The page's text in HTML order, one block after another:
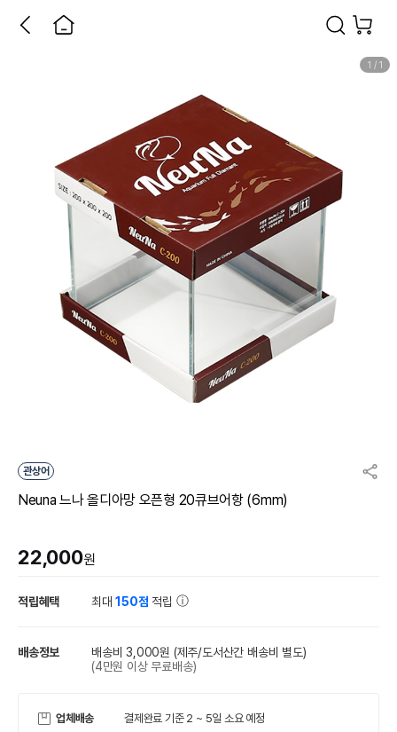
1 / 1
관상어
Neuna 느나 올디아망 오픈형 20큐브어항 (6mm)
22,000원
적립혜택 최대150점 적립
배송정보 배송비 3,000원 (제주/도서산간 배송비 별도)
(4만원 이상 무료배송)
업체배송 결제완료 기준 2 ~ 5일 소요 예정